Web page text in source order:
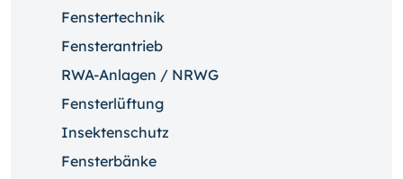
Fenstertechnik
Fensterantrieb
RWA-Anlagen / NRWG
Fensterlüftung
Insektenschutz
Fensterbänke